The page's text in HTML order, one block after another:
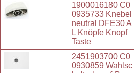
1900016180 C0
0935733 Knebel
neutral DFE30 A
L Knöpfe Knopf
Taste
2451903700 C0
0930859 Wahlsc